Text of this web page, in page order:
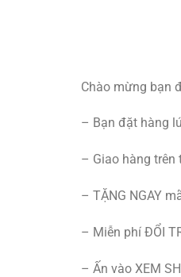
Chào mừng bạn
– Bạn đặt hàng
– Giao hàng trên
– TẶNG NGAY
– Miễn phí ĐỔI
– Ấn vào XEM